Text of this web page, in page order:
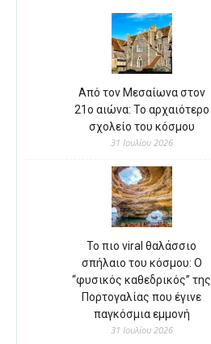
Από τον Μεσαίωνα στον
21ο αιώνα: Το αρχαιότερο
σχολείο του κόσμου
31 Ιουλίου 2026
Το πιο viral θαλάσσιο
σπήλαιο του κόσμου: Ο
“φυσικός καθεδρικός” της
Πορτογαλίας που έγινε
παγκόσμια εμμονή
31 Ιουλίου 2026